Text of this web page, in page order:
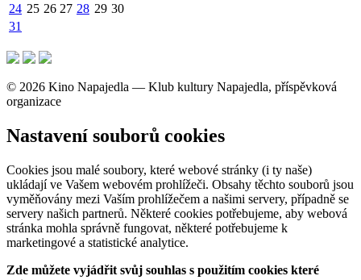
24 25 26 27 28 29 30
31
© 2026 Kino Napajedla — Klub kultury Napajedla, příspěvková
organizace
Nastavení souborů cookies
Cookies jsou malé soubory, které webové stránky (i ty naše)
ukládají ve Vašem webovém prohlížeči. Obsahy těchto souborů jsou
vyměňovány mezi Vaším prohlížečem a našimi servery, případně se
servery našich partnerů. Některé cookies potřebujeme, aby webová
stránka mohla správně fungovat, některé potřebujeme k
marketingové a statistické analytice.
Zde můžete vyjádřit svůj souhlas s použitím cookies které